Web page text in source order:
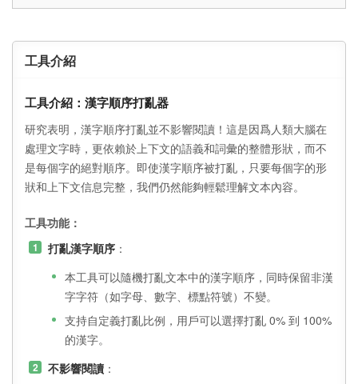
工具介紹
工具介紹：漢字順序打亂器
研究表明，漢字順序打亂並不影響閱讀！這是因爲人類大腦在
處理文字時，更依賴於上下文的語義和詞彙的整體形狀，而不
是每個字的絕對順序。即使漢字順序被打亂，只要每個字的形
狀和上下文信息完整，我們仍然能夠輕鬆理解文本內容。
工具功能：
打亂漢字順序 ：
本工具可以隨機打亂文本中的漢字順序，同時保留非漢
字字符（如字母、數字、標點符號）不變。
支持自定義打亂比例，用戶可以選擇打亂 0% 到 100%
的漢字。
不影響閱讀 ：